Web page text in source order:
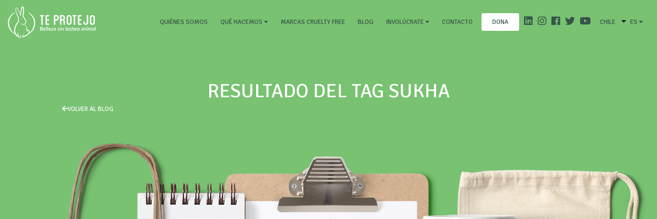
QUIÉNES SOMOS (CURRENT)
QUÉ HACEMOS MARCAS CRUELTY FREE BLOG INVOLÚCRATE CONTACTO DONA CHILE ES
RESULTADO DEL TAG SUKHA
VOLVER AL BLOG